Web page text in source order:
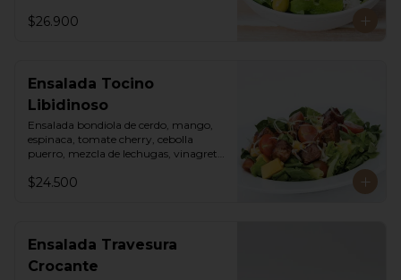
$26.900
Ensalada Tocino
Libidinoso
Ensalada bondiola de cerdo, mango,
espinaca, tomate cherry, cebolla
puerro, mezcla de lechugas, vinagreta
$24.500
Ensalada Travesura
Crocante